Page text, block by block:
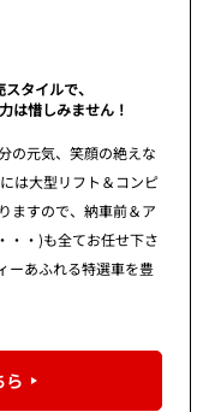
タイルで、
は惜しみません！
の元気、笑顔の絶えな
は大型リフト＆コンピ
ますので、納車前＆ア
・・)も全てお任せ下さ
ーあふれる特選車を豊
ら